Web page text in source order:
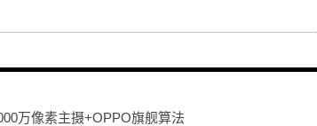
万像素主摄+OPPO旗舰算法